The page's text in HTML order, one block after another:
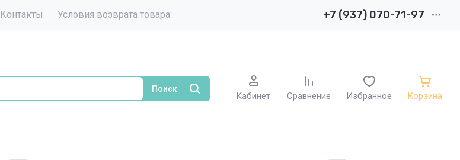
Контакты Условия возврата товара: +7 (937) 070-71-97
Поиск
Кабинет Сравнение Избранное Корзина